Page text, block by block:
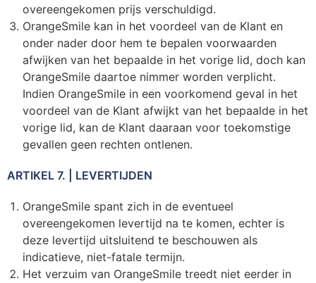
overeengekomen prijs verschuldigd.
OrangeSmile kan in het voordeel van de Klant en
onder nader door hem te bepalen voorwaarden
afwijken van het bepaalde in het vorige lid, doch kan
OrangeSmile daartoe nimmer worden verplicht.
Indien OrangeSmile in een voorkomend geval in het
voordeel van de Klant afwijkt van het bepaalde in het
vorige lid, kan de Klant daaraan voor toekomstige
gevallen geen rechten ontlenen.
ARTIKEL 7. | LEVERTIJDEN
OrangeSmile spant zich in de eventueel
overeengekomen levertijd na te komen, echter is
deze levertijd uitsluitend te beschouwen als
indicatieve, niet-fatale termijn.
Het verzuim van OrangeSmile treedt niet eerder in